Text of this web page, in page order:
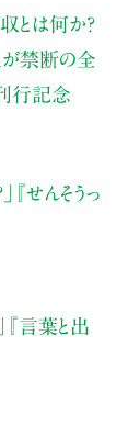
とは何か？
禁断の全
行記念
『せんそうっ
『言葉と出